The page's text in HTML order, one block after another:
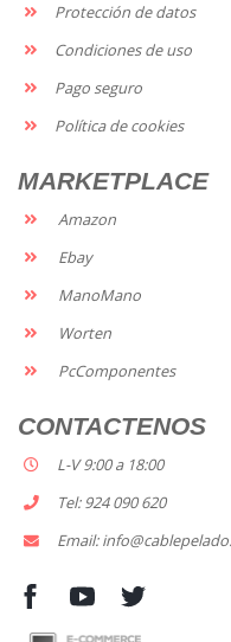
Protección de datos
Condiciones de uso
Pago seguro
Política de cookies
MARKETPLACE
Amazon
Ebay
ManoMano
Worten
PcComponentes
CONTACTENOS
L-V 9:00 a 18:00
Tel: 924 090 620
Email: